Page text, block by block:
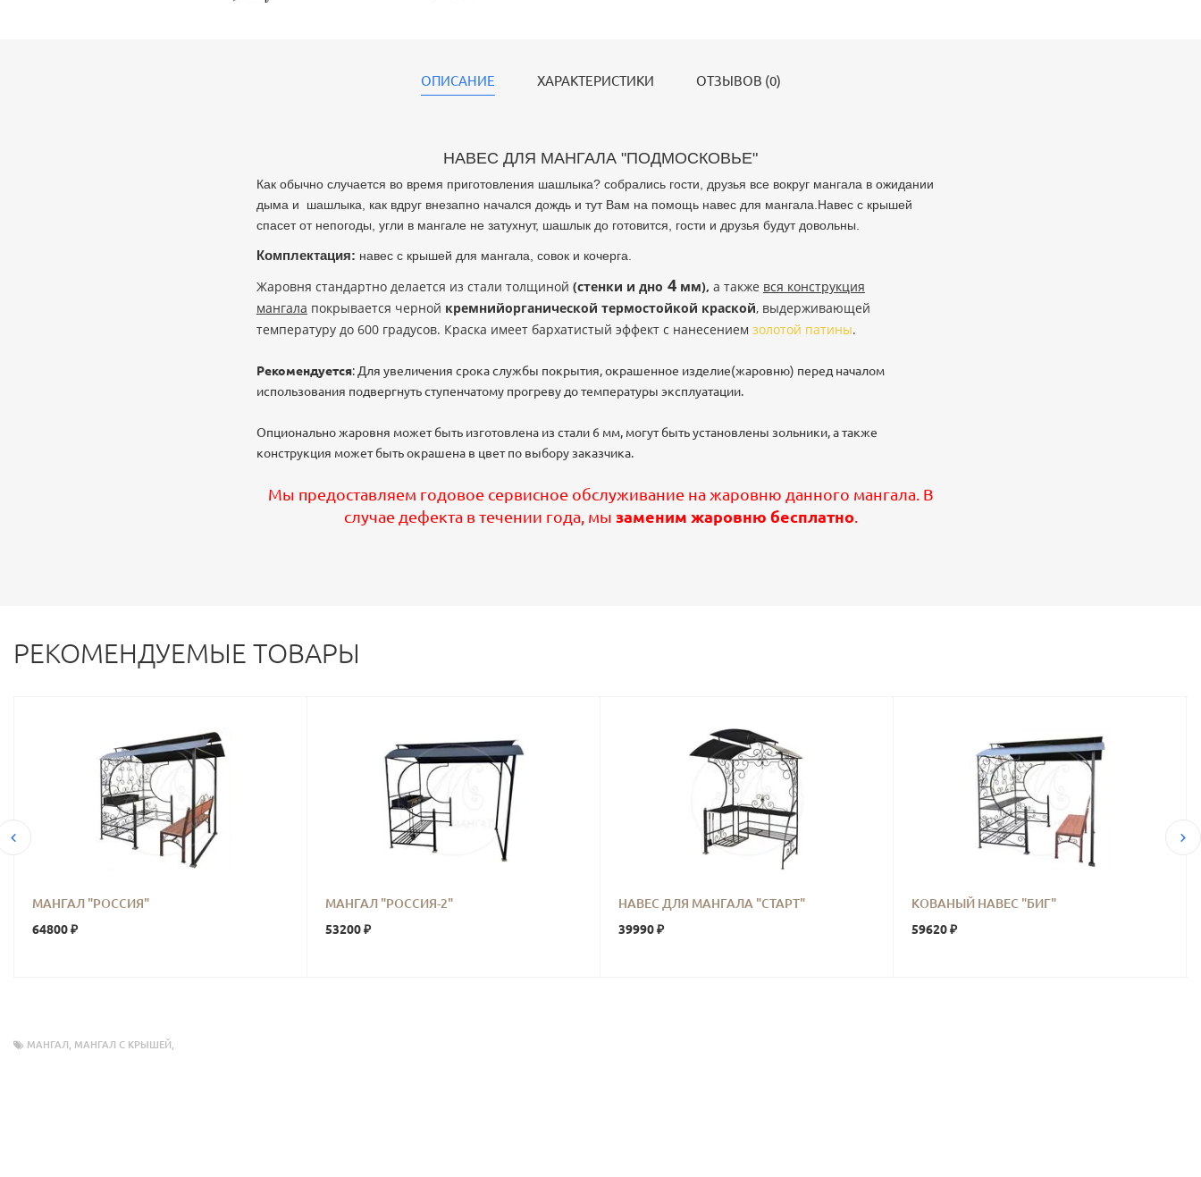
ОПИСАНИЕ ХАРАКТЕРИСТИКИ ОТЗЫВОВ (0)
НАВЕС ДЛЯ МАНГАЛА "ПОДМОСКОВЬЕ"
Как обычно случается во время приготовления шашлыка? собрались гости, друзья все вокруг мангала в ожидании
дыма и шашлыка, как вдруг внезапно начался дождь и тут Вам на помощь навес для мангала.Навес с крышей
спасет от непогоды, угли в мангале не затухнут, шашлык до готовится, гости и друзья будут довольны.
Комплектация: навес с крышей для мангала, совок и кочерга.
Жаровня стандартно делается из стали толщиной (стенки и дно 4 мм), а также вся конструкция
мангала покрывается черной кремнийорганической термостойкой краской, выдерживающей
температуру до 600 градусов. Краска имеет бархатистый эффект с нанесением золотой патины.
Рекомендуется: Для увеличения срока службы покрытия, окрашенное изделие(жаровню) перед началом
использования подвергнуть ступенчатому прогреву до температуры эксплуатации.
Опционально жаровня может быть изготовлена из стали 6 мм, могут быть установлены зольники, а также
конструкция может быть окрашена в цвет по выбору заказчика.
Мы предоставляем годовое сервисное обслуживание на жаровню данного мангала. В
случае дефекта в течении года, мы заменим жаровню бесплатно.
РЕКОМЕНДУЕМЫЕ ТОВАРЫ
МАНГАЛ "РОССИЯ"
64800 ₽
МАНГАЛ "РОССИЯ-2"
53200 ₽
НАВЕС ДЛЯ МАНГАЛА "СТАРТ"
39990 ₽
КОВАНЫЙ НАВЕС "БИГ"
59620 ₽
МАНГАЛ МАНГАЛ С КРЫШЕЙ